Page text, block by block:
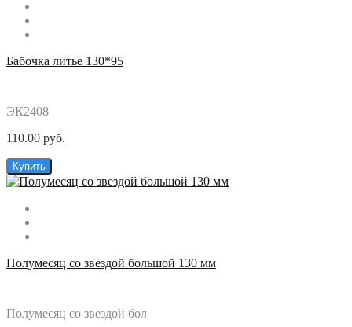
Бабочка литье 130*95
ЭК2408
110.00 руб.
Купить
Полумесяц со звездой большой 130 мм
Полумесяц со звездой бол